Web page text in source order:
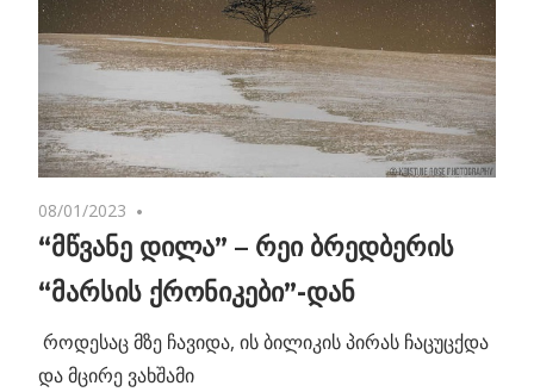
08/01/2023
“მწვანე დილა” – რეი ბრედბერის
“მარსის ქრონიკები”-დან
როდესაც მზე ჩავიდა, ის ბილიკის პირას ჩაცუცქდა
და მცირე ვახშამი